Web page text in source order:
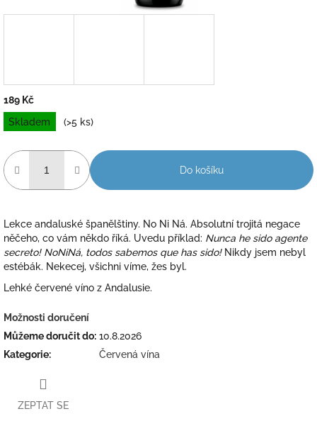
189 Kč
Měrná
cena:
Skladem (>5 ks)
Do košíku
Lekce andaluské španělštiny. No Ni Ná. Absolutní trojitá negace
něčeho, co vám někdo říká. Uvedu příklad: Nunca he sido agente
secreto! NoNiNá, todos sabemos que has sido!Nikdy jsem nebyl
estébák. Nekecej, všichni víme, žes byl.
Lehké červené víno z Andalusie.
Možnosti doručení
Můžeme doručit do: 10.8.2026
Kategorie: Červená vína
ZEPTAT SE